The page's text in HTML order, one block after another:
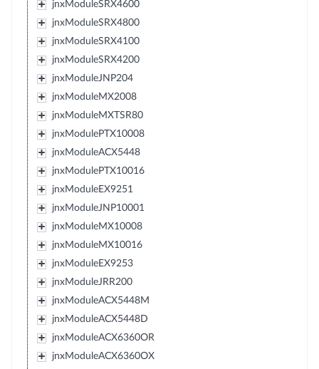
jnxModuleSRX4600
jnxModuleSRX4800
jnxModuleSRX4100
jnxModuleSRX4200
jnxModuleJNP204
jnxModuleMX2008
jnxModuleMXTSR80
jnxModulePTX10008
jnxModuleACX5448
jnxModulePTX10016
jnxModuleEX9251
jnxModuleJNP10001
jnxModuleMX10008
jnxModuleMX10016
jnxModuleEX9253
jnxModuleJRR200
jnxModuleACX5448M
jnxModuleACX5448D
jnxModuleACX6360OR
jnxModuleACX6360OX